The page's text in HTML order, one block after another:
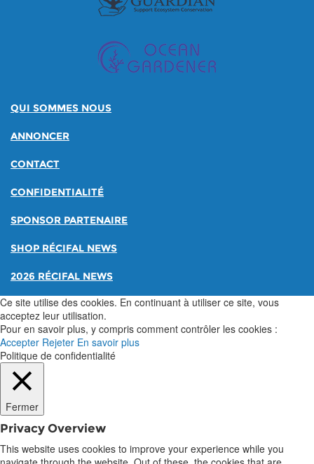
QUI SOMMES NOUS
ANNONCER
CONTACT
CONFIDENTIALITÉ
SPONSOR PARTENAIRE
SHOP RÉCIFAL NEWS
2026 RÉCIFAL NEWS
Ce site utilise des cookies. En continuant à utiliser ce site, vous
acceptez leur utilisation.
Pour en savoir plus, y compris comment contrôler les cookies :
Accepter Rejeter En savoir plus
Politique de confidentialité
Fermer
Privacy Overview
This website uses cookies to improve your experience while you